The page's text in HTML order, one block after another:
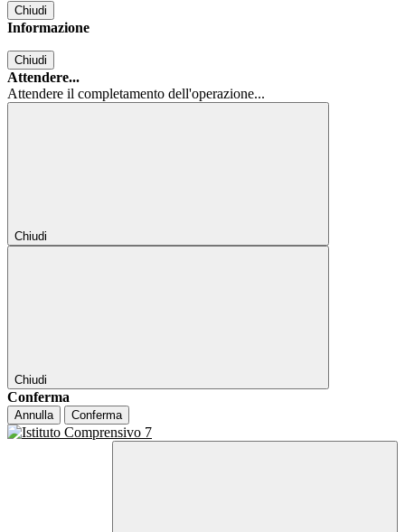
Chiudi
Informazione
Chiudi
Attendere...
Attendere il completamento dell'operazione...
Chiudi
Chiudi
Conferma
Annulla Conferma